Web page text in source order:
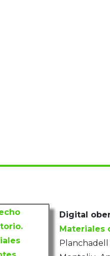
Digital
Materiales